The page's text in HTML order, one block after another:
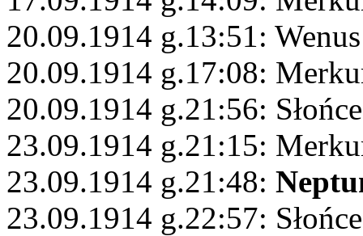
20.09.1914 g.13:51:
20.09.1914 g.17:08:
20.09.1914 g.21:56:
23.09.1914 g.21:15:
23.09.1914 g.21:48:
23.09.1914 g.22:57: